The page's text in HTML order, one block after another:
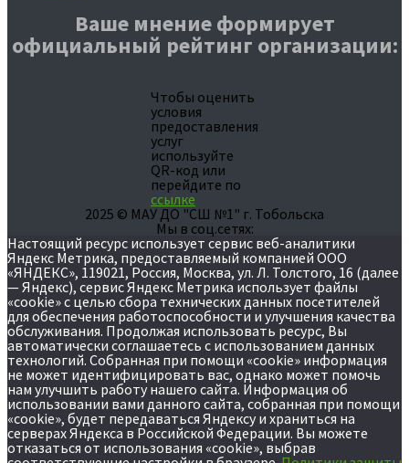
Ваше мнение формирует
официальный рейтинг организации:
Чтобы оценить
условия
предоставления
услуг
используйте
QR-код или
перейдите по
ссылке
2025 © МАУ ДО "СШ №1" г. Тобольска
Мы в соц.сетях:
Настоящий ресурс использует сервис веб-аналитики
Яндекс Метрика, предоставляемый компанией ООО
«ЯНДЕКС», 119021, Россия, Москва, ул. Л. Толстого, 16 (далее
— Яндекс), сервис Яндекс Метрика использует файлы
«cookie» с целью сбора технических данных посетителей
для обеспечения работоспособности и улучшения качества
обслуживания. Продолжая использовать ресурс, Вы
автоматически соглашаетесь с использованием данных
технологий. Собранная при помощи «cookie» информация
не может идентифицировать вас, однако может помочь
нам улучшить работу нашего сайта. Информация об
использовании вами данного сайта, собранная при помощи
«cookie», будет передаваться Яндексу и храниться на
серверах Яндекса в Российской Федерации. Вы можете
отказаться от использования «cookie», выбрав